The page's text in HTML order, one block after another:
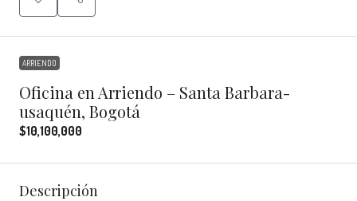
ARRIENDO
Oficina en Arriendo – Santa Barbara-
usaquén, Bogotá
$10,100,000
Descripción